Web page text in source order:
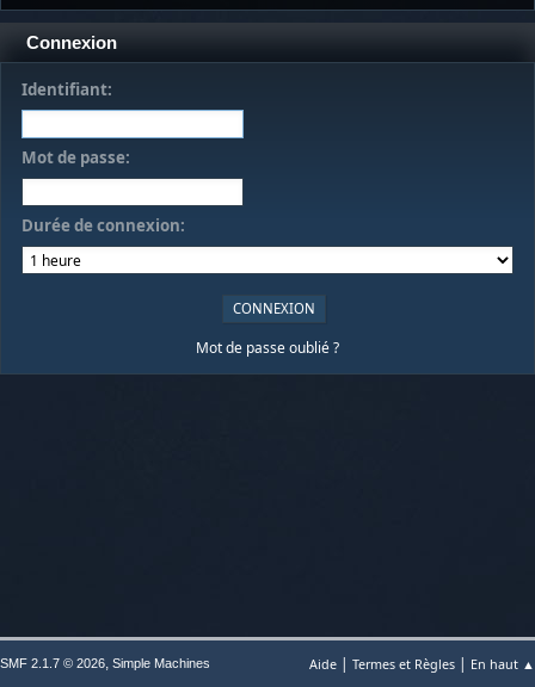
Connexion
Identifiant:
Mot de passe:
Durée de connexion:
Mot de passe oublié ?
Aide | Termes et Règles | En haut ▲
SMF 2.1.7 © 2026, Simple Machines